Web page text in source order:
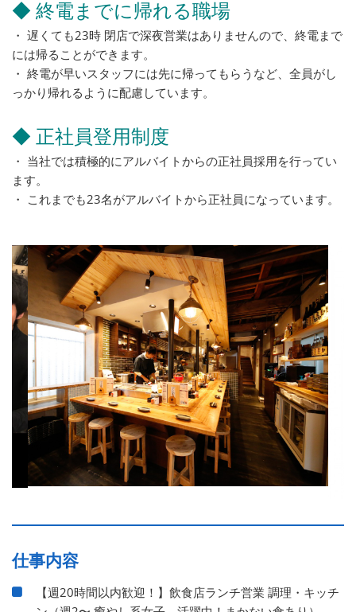
◆ 終電までに帰れる職場
・ 遅くても23時 閉店で深夜営業はありませんので、終電まで
には帰ることができます。
・ 終電が早いスタッフには先に帰ってもらうなど、全員がし
っかり帰れるように配慮しています。
◆ 正社員登用制度
・ 当社では積極的にアルバイトからの正社員採用を行ってい
ます。
・ これまでも23名がアルバイトから正社員になっています。
仕事内容
【週20時間以内歓迎！】飲食店ランチ営業 調理・キッチ